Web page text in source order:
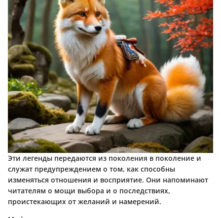
Эти легенды передаются из поколения в поколение и
служат предупреждением о том, как способны
изменяться отношения и восприятие. Они напоминают
читателям о мощи выбора и о последствиях,
проистекающих от желаний и намерений.